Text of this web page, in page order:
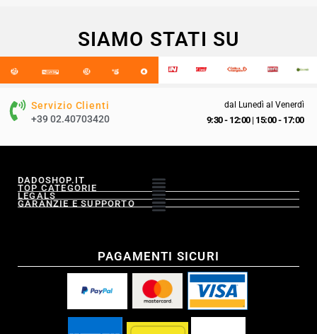
SIAMO STATI SU
Servizio Clienti
+39 02.40703420
dal Lunedì al Venerdì
9:30 - 12:00| 15:00 - 17:00
DADOSHOP.IT
TOP CATEGORIE
LEGALS
GARANZIE E SUPPORTO
PAGAMENTI SICURI